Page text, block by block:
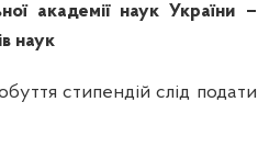
академії наук України –
наук
стипендій слід подати